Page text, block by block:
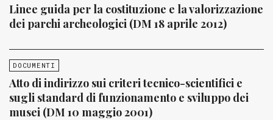
Linee guida per la costituzione e la valorizzazione
dei parchi archeologici (DM 18 aprile 2012)
DOCUMENTI
Atto di indirizzo sui criteri tecnico-scientifici e
sugli standard di funzionamento e sviluppo dei
musei (DM 10 maggio 2001)